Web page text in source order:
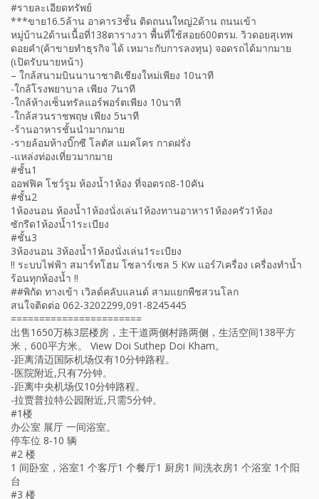
#รายละเอียดทรัพย์
***ขาย16.5ล้าน อาคาร3ชั้น ติดถนนใหญ่2ด้าน ถนนเข้า
หมู่บ้าน2ด้านเนื้อที่138ตารางวา พื้นที่ใช้สอย600ตรม. วิวดอยสุเทพ
ดอยคำ(ค้าขายทำธุรกิจ ได้ เหมาะกับการลงทุน) จอดรถได้มากมาย
(เปิดรับนายหน้า)
– ใกล้สนามบินนานาชาติเชียงใหม่เพียง 10นาที
-ใกล้โรงพยาบาล เพียง 7นาที
-ใกล้ห้างเซ็นทรัลแอร์พอร์ตเพียง 10นาที
-ใกล้สวนราชพฤษ เพียง 5นาที
-ร้านอาหารชั้นนำมากมาย
-รายล้อมห้างบิ๊กซี โลตัส แมคโคร กาดฝรั่ง
-แหล่งท่องเที่ยวมากมาย
#ชั้น1
ออฟฟิค โชว์รูม ห้องน้ำ1ห้อง ที่จอดรถ8-10คัน
#ชั้น2
1ห้องนอน ห้องน้ำ1ห้องนั่งเล่น1ห้องทานอาหาร1ห้องครัว1ห้อง
ซักรีด1ห้องน้ำ1ระเบียง
#ชั้น3
3ห้องนอน 3ห้องน้ำ1ห้องนั่งเล่น1ระเบียง
!! ระบบไฟฟ้า สมาร์ทโฮม โซลาร์เซล 5 Kw แอร์7เครื่อง เครื่องทำน้ำ
ร้อนทุกห้องน้ำ !!
##พิกัด ทางเข้า เวิลด์คลับแลนด์ สามแยกพืชสวนโลก
สนใจติดต่อ 062-3202299,091-8245445
=======================
出售1650万栋3层楼房，主干道两侧村路两侧，生活空间138平方
米，600平方米。 View Doi Suthep Doi Kham。
-距离清迈国际机场仅有10分钟路程。
-医院附近,只有7分钟。
-距离中央机场仅10分钟路程。
-拉贾普拉特公园附近,只需5分钟。
#1楼
办公室 展厅 一间浴室。
停车位 8-10 辆
#2 楼
1 间卧室，浴室1 个客厅1 个餐厅1 厨房1 间洗衣房1 个浴室 1个阳
台
#3 楼